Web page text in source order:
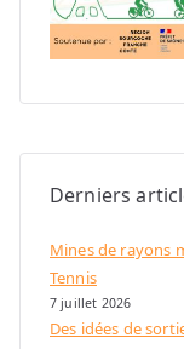
Derniers
Mines de rayons
Tennis
7 juillet 2026
Des idées de